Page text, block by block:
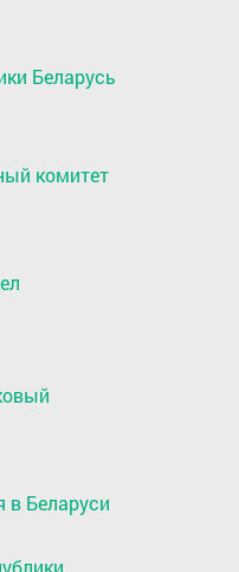
Беларусь
комитет
в Беларуси